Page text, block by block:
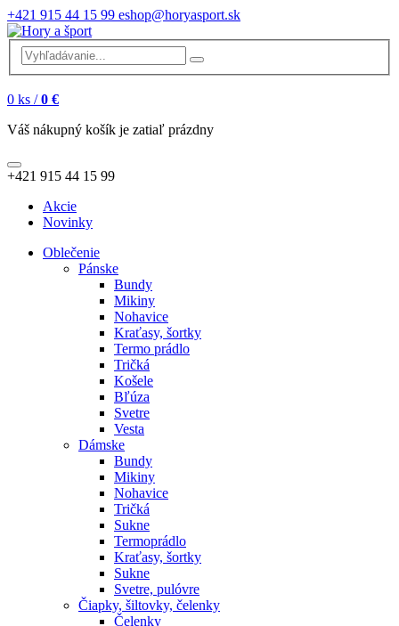
+421 915 44 15 99 eshop@horyasport.sk
0 ks / 0 €
Váš nákupný košík je zatiaľ prázdny
+421 915 44 15 99
Akcie
Novinky
Oblečenie
Pánske
Bundy
Mikiny
Nohavice
Kraťasy, šortky
Termo prádlo
Tričká
Košele
Bľúza
Svetre
Vesta
Dámske
Bundy
Mikiny
Nohavice
Tričká
Sukne
Termoprádlo
Kraťasy, šortky
Sukne
Svetre, pulóvre
Čiapky, šiltovky, čelenky
Čelenky